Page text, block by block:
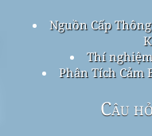
Nguồn Cấp
Thí
Phân Tích Cảm
Câu